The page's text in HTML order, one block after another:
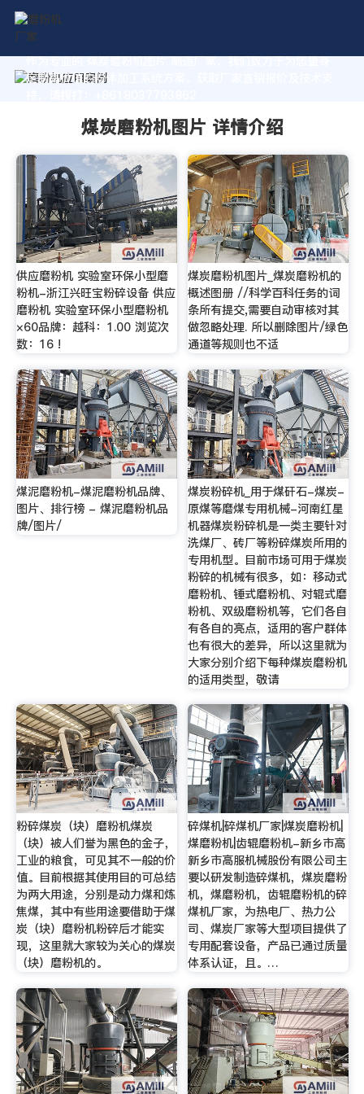
作为专业的 煤炭磨粉机图片 制造厂家，我们致力于为您量身
定制高价值的粉体加工系统方案。获取厂家直销报价及技术支
煤炭磨粉机图片 详情介绍
供应磨粉机 实验室环保小型磨
粉机-浙江兴旺宝粉碎设备 供应
磨粉机 实验室环保小型磨粉机
×60品牌：越科：1.00 浏览次
数：16 !
煤炭磨粉机图片_煤炭磨粉机的
概述图册 //科学百科任务的词
条所有提交,需要自动审核对其
做忽略处理. 所以删除图片/绿色
通道等规则也不适
煤泥磨粉机-煤泥磨粉机品牌、
图片、排行榜 - 煤泥磨粉机品
牌/图片/
煤炭粉碎机_用于煤矸石-煤炭-
原煤等磨煤专用机械-河南红星
机器煤炭粉碎机是一类主要针对
洗煤厂、砖厂等粉碎煤炭所用的
专用机型。目前市场可用于煤炭
粉碎的机械有很多，如：移动式
磨粉机、锤式磨粉机、对辊式磨
粉机、双级磨粉机等，它们各自
有各自的亮点，适用的客户群体
也有很大的差异，所以这里就为
大家分别介绍下每种煤炭磨粉机
的适用类型，敬请
粉碎煤炭（块）磨粉机煤炭
（块）被人们誉为黑色的金子，
工业的粮食，可见其不一般的价
值。目前根据其使用目的可总结
为两大用途，分别是动力煤和炼
焦煤，其中有些用途要借助于煤
炭（块）磨粉机粉碎后才能实
现，这里就大家较为关心的煤炭
（块）磨粉机的。
碎煤机|碎煤机厂家|煤炭磨粉机|
煤磨粉机|齿辊磨粉机-新乡市高
新乡市高服机械股份有限公司主
要以研发制造碎煤机，煤炭磨粉
机，煤磨粉机，齿辊磨粉机的碎
煤机厂家，为热电厂、热力公
司、煤炭厂家等大型项目提供了
专用配套设备，产品已通过质量
体系认证，且。…